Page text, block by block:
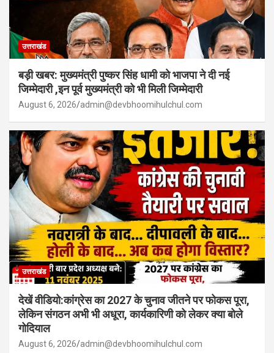
उत्तराखंड
बड़ी खबर: मुख्यमंत्री पुष्कर सिंह धामी को भाजपा ने दी नई
जिम्मेदारी ,इन पूर्व मुख्यमंत्री को भी मिली जिम्मेदारी
August 6, 2026 admin@devbhoomihulchul.com
उत्तराखंड
देखें वीडियो:कांग्रेस का 2027 के चुनाव जीतने पर फोकस पूरा,
लेकिन संगठन अभी भी अधूरा, कार्यकारिणी को लेकर क्या बोले
गोदियाल
August 6, 2026 admin@devbhoomihulchul.com